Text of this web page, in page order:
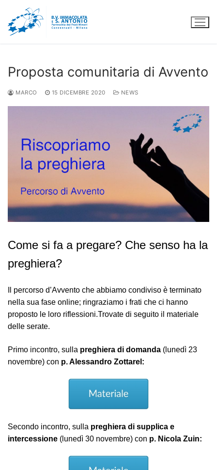
contenuto
Proposta comunitaria di Avvento
MARCO 15 DICEMBRE 2020 NEWS
Come si fa a pregare? Che senso ha la
preghiera?
Il percorso d’Avvento che abbiamo condiviso è terminato
nella sua fase online; ringraziamo i frati che ci hanno
proposto le loro riflessioni.Trovate di seguito il materiale
delle serate.
Primo incontro, sulla preghiera di domanda (lunedì 23
novembre) con p. Alessandro Zottarel:
Secondo incontro, sulla preghiera di supplica e
intercessione (lunedì 30 novembre) con p. Nicola Zuin: